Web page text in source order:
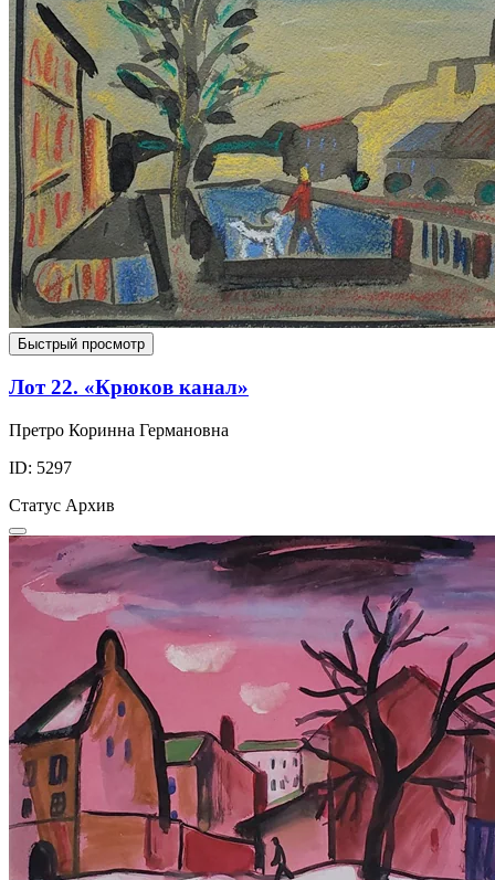
Быстрый просмотр
Лот 22. «Крюков канал»
Претро Коринна Германовна
ID: 5297
Статус Архив